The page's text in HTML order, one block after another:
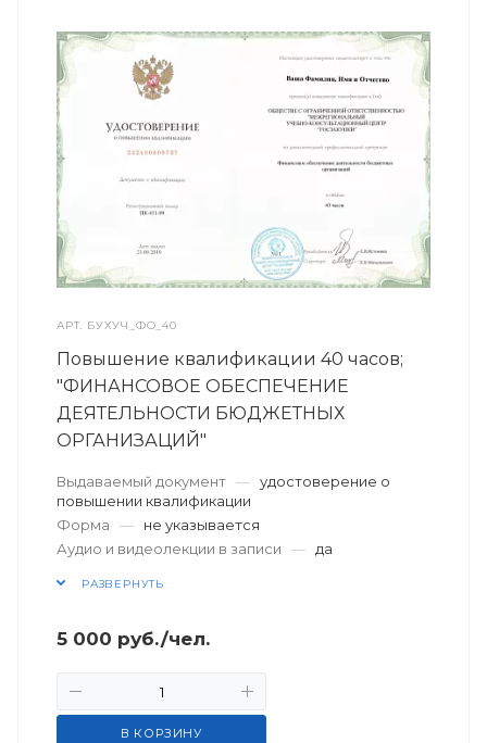
АРТ. БУХУЧ_ФО_40
Повышение квалификации 40 часов;
"ФИНАНСОВОЕ ОБЕСПЕЧЕНИЕ
ДЕЯТЕЛЬНОСТИ БЮДЖЕТНЫХ
ОРГАНИЗАЦИЙ"
Выдаваемый документ — удостоверение о
повышении квалификации
Форма
—
не указывается
Аудио и видеолекции в записи
— да
РАЗВЕРНУТЬ
5 000 руб./чел.
В КОРЗИНУ